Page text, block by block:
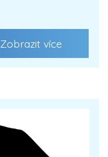
Zobrazit více